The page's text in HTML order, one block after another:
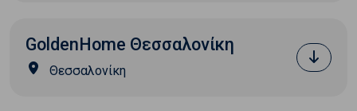
GoldenHome Θεσσαλονίκη
Θεσσαλονίκη